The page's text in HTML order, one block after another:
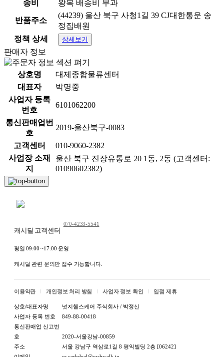
송비
왕복 배송비 부과
반품주소
(44239) 울산 북구 사청1길 39 CJ대한통운 송
정집배원
정책 상세
상세보기
판매자 정보
상호명
대제종합물류센터
대표자
박명중
사업자 등록
번호
6101062200
통신판매업번
호
2019-울산북구-0083
고객센터
010-9060-2382
사업장 소재
지
울산 북구 진장유통로 20 1동, 2동 (고객센터:
01090602382)
캐시딜 고객센터
070-4233-5541
평일 09:00 ~17:00 운영
캐시딜 관련 문의만 접수 가능합니다.
이용약관 개인정보 처리 방침 사업자 정보 확인 입점 제휴
상호/대표자명
넛지헬스케어 주식회사 / 박정신
사업자 등록 번호
849-88-00418
통신판매업 신고번
호
2020-서울강남-00859
주소
서울 강남구 역삼로1길 8 평익빌딩 2층 [06242]